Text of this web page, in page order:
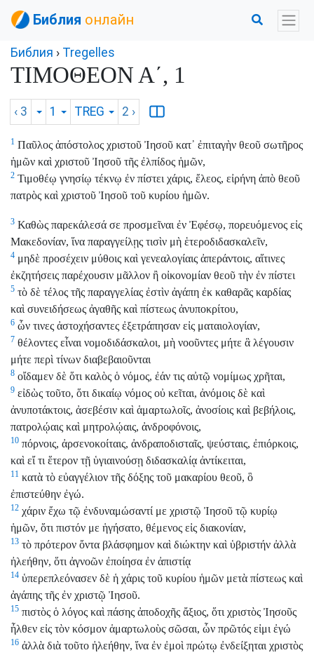
Библия онлайн
Библия › Tregelles
ΤΙΜΟΘΕΟΝ Α΄, 1
‹ 3 1 TREG 2 ›
1 Παῦλος ἀπόστολος χριστοῦ Ἰησοῦ κατ᾽ ἐπιταγὴν θεοῦ σωτῆρος
ἡμῶν καὶ χριστοῦ Ἰησοῦ τῆς ἐλπίδος ἡμῶν,
2 Τιμοθέῳ γνησίῳ τέκνῳ ἐν πίστει χάρις, ἔλεος, εἰρήνη ἀπὸ θεοῦ
πατρὸς καὶ χριστοῦ Ἰησοῦ τοῦ κυρίου ἡμῶν.
3 Καθὼς παρεκάλεσά σε προσμεῖναι ἐν Ἐφέσῳ, πορευόμενος εἰς
Μακεδονίαν, ἵνα παραγγείλῃς τισὶν μὴ ἑτεροδιδασκαλεῖν,
4 μηδὲ προσέχειν μύθοις καὶ γενεαλογίαις ἀπεράντοις, αἵτινες
ἐκζητήσεις παρέχουσιν μᾶλλον ἢ οἰκονομίαν θεοῦ τὴν ἐν πίστει
5 τὸ δὲ τέλος τῆς παραγγελίας ἐστὶν ἀγάπη ἐκ καθαρᾶς καρδίας
καὶ συνειδήσεως ἀγαθῆς καὶ πίστεως ἀνυποκρίτου,
6 ὧν τινες ἀστοχήσαντες ἐξετράπησαν εἰς ματαιολογίαν,
7 θέλοντες εἶναι νομοδιδάσκαλοι, μὴ νοοῦντες μήτε ἃ λέγουσιν
μήτε περὶ τίνων διαβεβαιοῦνται
8 οἴδαμεν δὲ ὅτι καλὸς ὁ νόμος, ἐάν τις αὐτῷ νομίμως χρῆται,
9 εἰδὼς τοῦτο, ὅτι δικαίῳ νόμος οὐ κεῖται, ἀνόμοις δὲ καὶ
ἀνυποτάκτοις, ἀσεβέσιν καὶ ἁμαρτωλοῖς, ἀνοσίοις καὶ βεβήλοις,
πατρολῴαις καὶ μητρολῴαις, ἀνδροφόνοις,
10 πόρνοις, ἀρσενοκοίταις, ἀνδραποδισταῖς, ψεύσταις, ἐπιόρκοις,
καὶ εἴ τι ἕτερον τῇ ὑγιαινούσῃ διδασκαλίᾳ ἀντίκειται,
11 κατὰ τὸ εὐαγγέλιον τῆς δόξης τοῦ μακαρίου θεοῦ, ὃ
ἐπιστεύθην ἐγώ.
12 χάριν ἔχω τῷ ἐνδυναμώσαντί με χριστῷ Ἰησοῦ τῷ κυρίῳ
ἡμῶν, ὅτι πιστόν με ἡγήσατο, θέμενος εἰς διακονίαν,
13 τὸ πρότερον ὄντα βλάσφημον καὶ διώκτην καὶ ὑβριστήν ἀλλὰ
ἠλεήθην, ὅτι ἀγνοῶν ἐποίησα ἐν ἀπιστίᾳ
14 ὑπερεπλεόνασεν δὲ ἡ χάρις τοῦ κυρίου ἡμῶν μετὰ πίστεως καὶ
ἀγάπης τῆς ἐν χριστῷ Ἰησοῦ.
15 πιστὸς ὁ λόγος καὶ πάσης ἀποδοχῆς ἄξιος, ὅτι χριστὸς Ἰησοῦς
ἦλθεν εἰς τὸν κόσμον ἁμαρτωλοὺς σῶσαι, ὧν πρῶτός εἰμι ἐγώ
16 ἀλλὰ διὰ τοῦτο ἠλεήθην, ἵνα ἐν ἐμοὶ πρώτῳ ἐνδείξηται χριστὸς